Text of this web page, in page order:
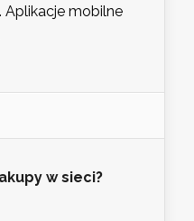
Aplikacje mobilne
w sieci?